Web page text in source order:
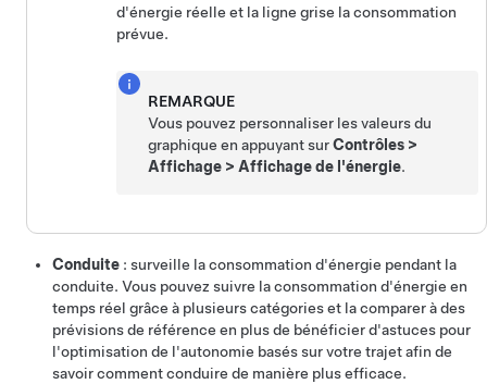
d'énergie réelle et la ligne grise la consommation
prévue.
REMARQUE
Vous pouvez personnaliser les valeurs du
graphique en appuyant surContrôles >
Affichage > Affichage de l'énergie.
Conduite : surveille la consommation d'énergie pendant la
conduite. Vous pouvez suivre la consommation d'énergie en
temps réel grâce à plusieurs catégories et la comparer à des
prévisions de référence en plus de bénéficier d'astuces pour
l'optimisation de l'autonomie basés sur votre trajet afin de
savoir comment conduire de manière plus efficace.